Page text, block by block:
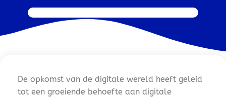
De opkomst van de digitale wereld heeft geleid
tot een groeiende behoefte aan digitale